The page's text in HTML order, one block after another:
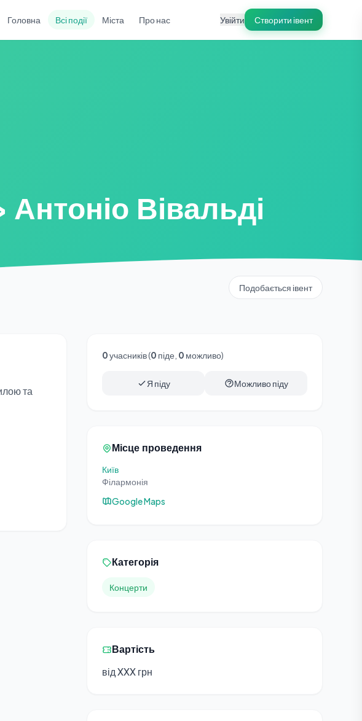
Головна Всі події Міста Про нас Увійти Створити івент
Вівальді
Подобається івент
та
0учасників (0 піде, 0 можливо)
Я піду Можливо піду
Місце проведення
Київ
Філармонія
Google Maps
Категорія
Концерти
Вартість
від XXX грн